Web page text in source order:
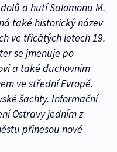
a hutí Salomonu M.
také historický název
ve třicátých letech 19.
se jmenuje po
a také duchovním
ve střední Evropě.
šachty. Informační
Ostravy jedním z
přinesou nové